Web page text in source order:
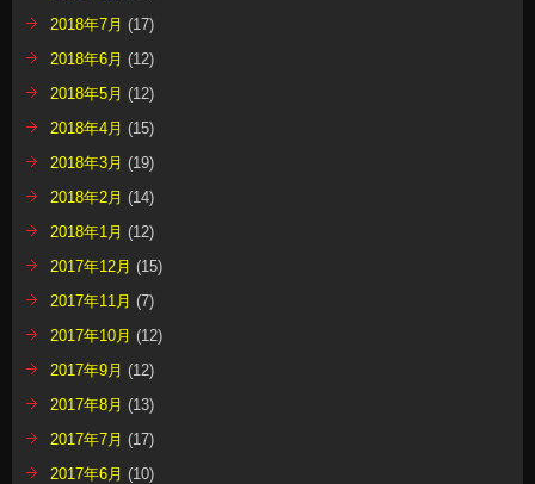
2018年7月 (17)
2018年6月 (12)
2018年5月 (12)
2018年4月 (15)
2018年3月 (19)
2018年2月 (14)
2018年1月 (12)
2017年12月 (15)
2017年11月 (7)
2017年10月 (12)
2017年9月 (12)
2017年8月 (13)
2017年7月 (17)
2017年6月 (10)